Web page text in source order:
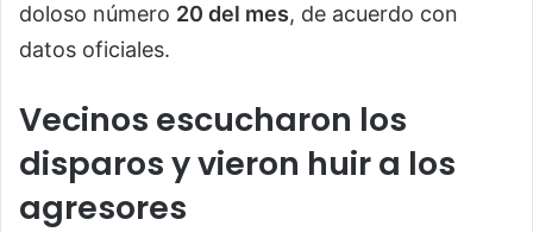
doloso número 20 del mes, de acuerdo con
datos oficiales.
Vecinos escucharon los
disparos y vieron huir a los
agresores